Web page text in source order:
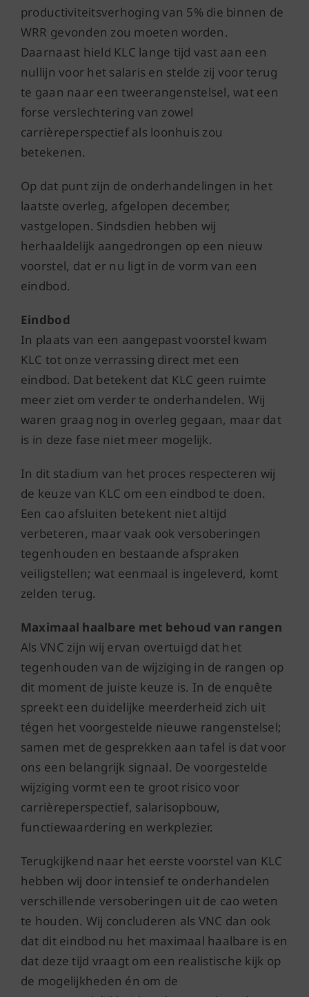
productiviteitsverhoging van 5% die binnen de
WRR gevonden zou moeten worden.
Daarnaast hield KLC lange tijd vast aan een
nullijn voor het salaris en stelde zij voor terug
te gaan naar een tweerangenstelsel, wat een
forse verslechtering van zowel
carrièreperspectief als loonhuis zou
betekenen.
Op dat punt zijn de onderhandelingen in het
laatste overleg, afgelopen december,
vastgelopen. Sindsdien hebben wij
herhaaldelijk aangedrongen op een nieuw
voorstel, dat er nu ligt in de vorm van een
eindbod.
Eindbod
In plaats van een aangepast voorstel kwam
KLC tot onze verrassing direct met een
eindbod. Dat betekent dat KLC geen ruimte
meer ziet om verder te onderhandelen. Wij
waren graag nog in overleg gegaan, maar dat
is in deze fase niet meer mogelijk.
In dit stadium van het proces respecteren wij
de keuze van KLC om een eindbod te doen.
Een cao afsluiten betekent niet altijd
verbeteren, maar vaak ook versoberingen
tegenhouden en bestaande afspraken
veiligstellen; wat eenmaal is ingeleverd, komt
zelden terug.
Maximaal haalbare met behoud van rangen
Als VNC zijn wij ervan overtuigd dat het
tegenhouden van de wijziging in de rangen op
dit moment de juiste keuze is. In de enquête
spreekt een duidelijke meerderheid zich uit
tégen het voorgestelde nieuwe rangenstelsel;
samen met de gesprekken aan tafel is dat voor
ons een belangrijk signaal. De voorgestelde
wijziging vormt een te groot risico voor
carrièreperspectief, salarisopbouw,
functiewaardering en werkplezier.
Terugkijkend naar het eerste voorstel van KLC
hebben wij door intensief te onderhandelen
verschillende versoberingen uit de cao weten
te houden. Wij concluderen als VNC dan ook
dat dit eindbod nu het maximaal haalbare is en
dat deze tijd vraagt om een realistische kijk op
de mogelijkheden én om de